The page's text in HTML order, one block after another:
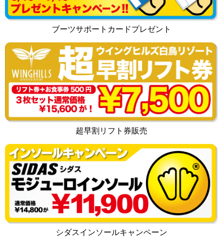
ブーツサポートカードプレゼント
超早割リフト券販売
シダスインソールキャンペーン